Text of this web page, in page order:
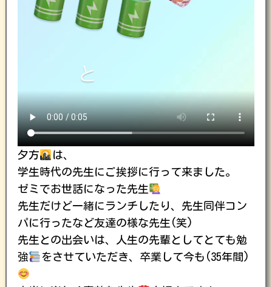
夕方
は、
学生時代の先生にご挨拶に行って来ました。
ゼミでお世話になった先生
先生だけど一緒にランチしたり、先生同伴コン
パに行ったなど友達の様な先生(笑)
先生との出会いは、人生の先輩としてとても勉
強
をさせていただき、卒業して今も(35年間)